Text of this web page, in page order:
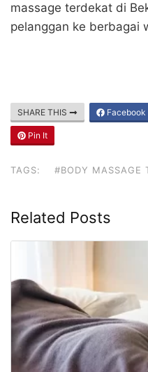
massage terdekat di
pelanggan ke berbagai
SHARE THIS Facebook
Pin It
TAGS: #BODY MASSAGE
Related Posts